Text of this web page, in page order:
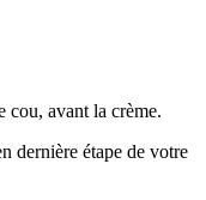
cou, avant la crème.
dernière étape de votre